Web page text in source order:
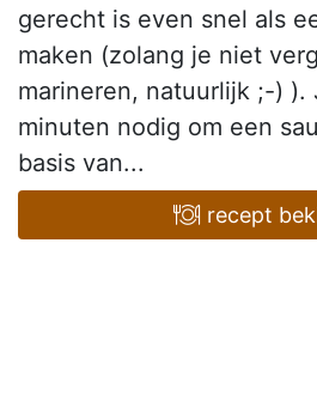
gerecht is even snel als
maken (zolang je niet
marineren, natuurlijk ;-) ).
minuten nodig om een
basis van...
recept